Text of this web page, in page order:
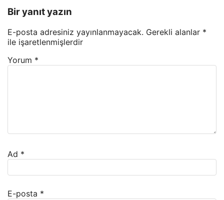
Bir yanıt yazın
E-posta adresiniz yayınlanmayacak. Gerekli alanlar *
ile işaretlenmişlerdir
Yorum *
Ad *
E-posta *